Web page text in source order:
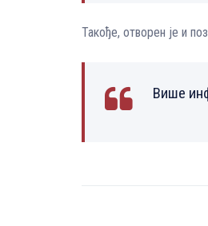
Такође, отворен је и
Више